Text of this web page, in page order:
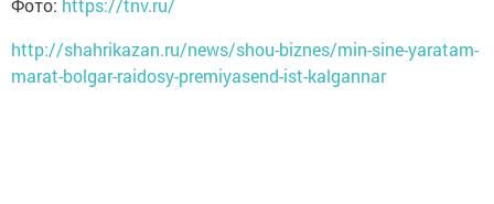
Фото: https://tnv.ru/
http://shahrikazan.ru/news/shou-biznes/min-sine-yaratam-
marat-bolgar-raidosy-premiyasend-ist-kalgannar